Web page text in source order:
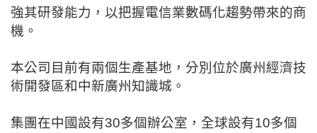
強其研發能力，以把握電信業數碼化趨勢帶來的商
機。
本公司目前有兩個生產基地，分別位於廣州經濟技
術開發區和中新廣州知識城。
集團在中國設有30多個辦公室，全球設有10多個